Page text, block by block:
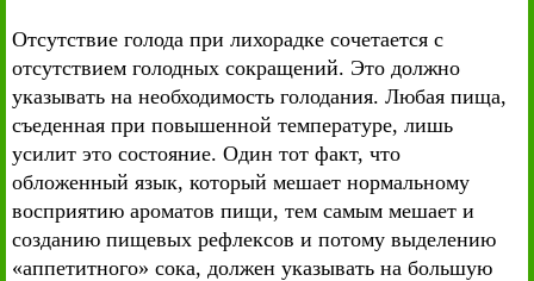
Отсутствие голода при лихорадке сочетается с
отсутствием голодных сокращений. Это должно
указывать на необходимость голодания. Любая пища,
съеденная при повышенной температуре, лишь
усилит это состояние. Один тот факт, что
обложенный язык, который мешает нормальному
восприятию ароматов пищи, тем самым мешает и
созданию пищевых рефлексов и потому выделению
«аппетитного» сока, должен указывать на большую